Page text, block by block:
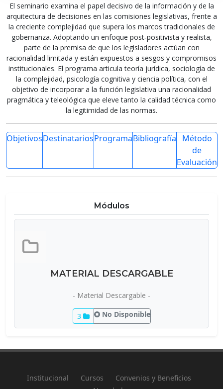
El seminario examina el papel decisivo de la información y de la
arquitectura de decisiones en las comisiones legislativas, frente a
la creciente complejidad que supera los marcos tradicionales de
gobernanza. Adoptando un enfoque post‑positivista y realista,
parte de la premisa de que los legisladores actúan con
racionalidad limitada y están expuestos a sesgos y compromisos
institucionales. El programa articula teoría jurídica, sociología de
la complejidad, psicología cognitiva y ciencia política, con el
objetivo de incorporar a la función legislativa una racionalidad
pragmática y teleológica que eleve tanto la calidad técnica como
la legitimidad de las normas.
ObjetivosDestinatariosProgramaBibliografía
Método
de
Evaluación
Módulos
MATERIAL DESCARGABLE
- Material Descargable -
3 No Disponible
Institucional Cursos
Convenios y Beneficios